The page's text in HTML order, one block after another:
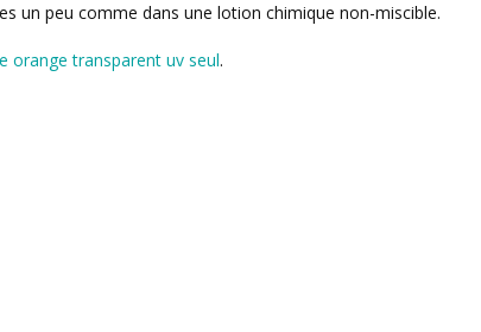
un peu comme dans une lotion chimique non-miscible.
orange transparent uv seul.